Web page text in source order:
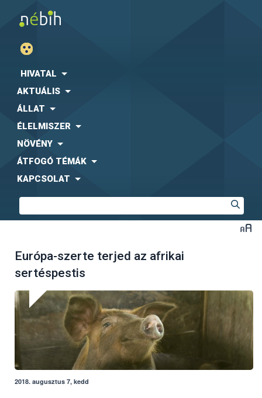
HIVATAL
AKTUÁLIS
ÁLLAT
ÉLELMISZER
NÖVÉNY
ÁTFOGÓ TÉMÁK
KAPCSOLAT
Európa-szerte terjed az afrikai
sertéspestis
2018. augusztus 7, kedd